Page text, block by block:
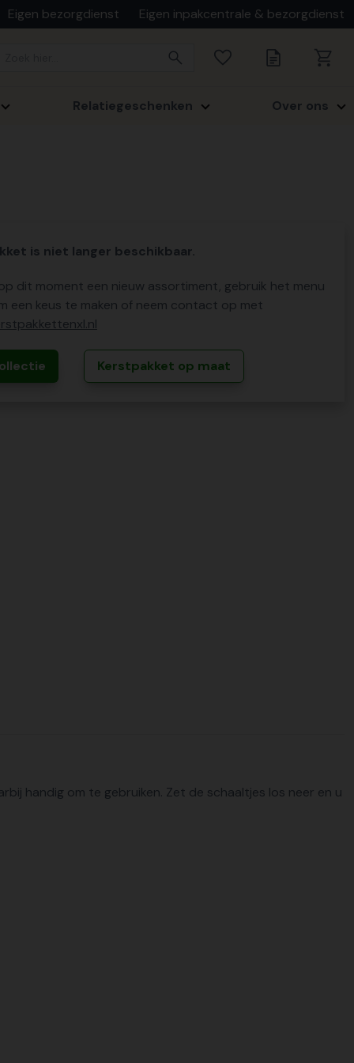
Eigen bezorgdienst Eigen inpakcentrale & bezorgdienst
Relatiegeschenken Over ons
is niet langer beschikbaar.
dit moment een nieuw assortiment, gebruik het menu
een keus te maken of neem contact op met
Kerstpakket op maat
handig om te gebruiken. Zet de schaaltjes los neer en u